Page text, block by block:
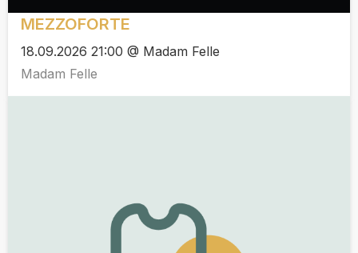
MEZZOFORTE
18.09.2026 21:00 @ Madam Felle
Madam Felle